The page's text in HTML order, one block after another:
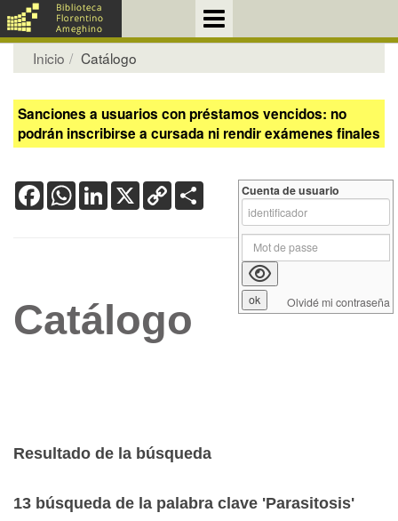
Inicio Catálogo
Sanciones a usuarios con préstamos vencidos: no
podrán inscribirse a cursada ni rendir exámenes finales
FacebookWhatsApp
LinkedIn
X Copy
Link
Catálogo
Resultado de la búsqueda
13 búsqueda de la palabra clave 'Parasitosis'
Cuenta de usuario
Olvidé mi contraseña